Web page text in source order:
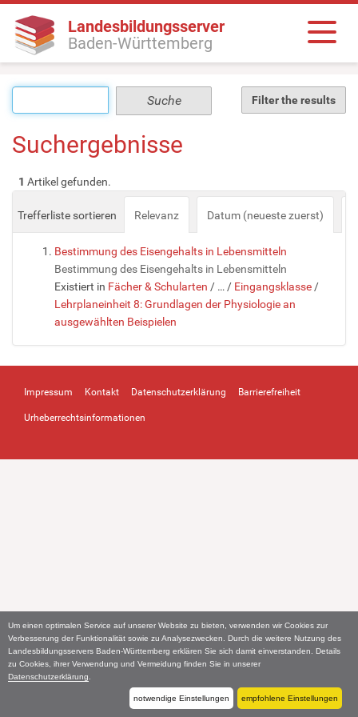
Um einen optimalen Service auf unserer Website zu bieten, verwenden wir Cookies zur
Verbesserung der Funktionalität sowie zu Analysezwecken. Durch die weitere Nutzung des
Landesbildungsservers Baden-Württemberg erklären Sie sich damit einverstanden. Details
zu Cookies, ihrer Verwendung und Vermeidung finden Sie in unserer
Datenschutzerklärung
notwendige Einstellungen empfohlene Einstellungen
Landesbildungsserver
Baden-Württemberg
Filter the results
Suchergebnisse
1 Artikel gefunden.
Trefferliste sortieren Relevanz Datum (neueste zuerst)
Bestimmung des Eisengehalts in Lebensmitteln
Bestimmung des Eisengehalts in Lebensmitteln
Existiert in Fächer & Schularten / … / Eingangsklasse /
Lehrplaneinheit 8: Grundlagen der Physiologie an
ausgewählten Beispielen
Impressum Kontakt Datenschutzerklärung Barrierefreiheit
Urheberrechtsinformationen